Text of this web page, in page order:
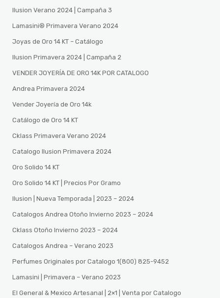
Ilusion Verano 2024 | Campaña 3
Lamasini®️ Primavera Verano 2024
Joyas de Oro 14 KT – Catálogo
Ilusion Primavera 2024 | Campaña 2
VENDER JOYERÍA DE ORO 14K POR CATALOGO
Andrea Primavera 2024
Vender Joyería de Oro 14k
Catálogo de Oro 14 KT
Cklass Primavera Verano 2024
Catalogo Ilusion Primavera 2024
Oro Solido 14 KT
Oro Solido 14 KT | Precios Por Gramo
Ilusion | Nueva Temporada | 2023 – 2024
Catalogos Andrea Otoño Invierno 2023 – 2024
Cklass Otoño Invierno 2023 – 2024
Catalogos Andrea – Verano 2023
Perfumes Originales por Catalogo 1(800) 825-9452
Lamasini | Primavera – Verano 2023
El General & Mexico Artesanal | 2×1 | Venta por Catalogo